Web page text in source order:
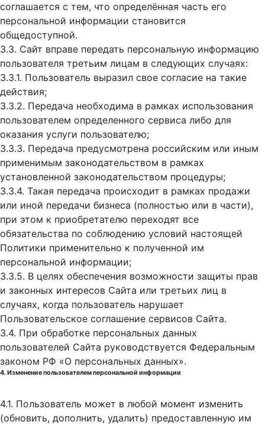
соглашается с тем, что определённая часть его
персональной информации становится
общедоступной.
3.3. Сайт вправе передать персональную информацию
пользователя третьим лицам в следующих случаях:
3.3.1. Пользователь выразил свое согласие на такие
действия;
3.3.2. Передача необходима в рамках использования
пользователем определенного сервиса либо для
оказания услуги пользователю;
3.3.3. Передача предусмотрена российским или иным
применимым законодательством в рамках
установленной законодательством процедуры;
3.3.4. Такая передача происходит в рамках продажи
или иной передачи бизнеса (полностью или в части),
при этом к приобретателю переходят все
обязательства по соблюдению условий настоящей
Политики применительно к полученной им
персональной информации;
3.3.5. В целях обеспечения возможности защиты прав
и законных интересов Сайта или третьих лиц в
случаях, когда пользователь нарушает
Пользовательское соглашение сервисов Сайта.
3.4. При обработке персональных данных
пользователей Сайта руководствуется Федеральным
законом РФ «О персональных данных».
4. Изменение пользователем персональной информации
4.1. Пользователь может в любой момент изменить
(обновить, дополнить, удалить) предоставленную им